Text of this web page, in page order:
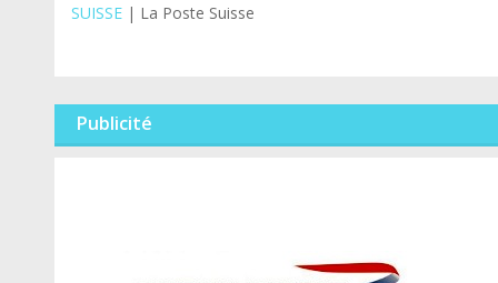
SUISSE| La Poste Suisse
Publicité